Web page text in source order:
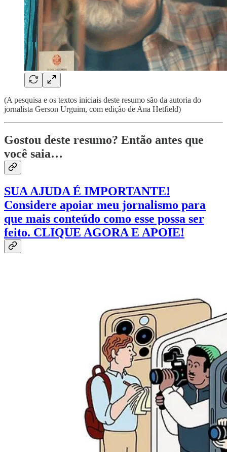
(A pesquisa e os textos iniciais deste resumo são da autoria do
jornalista Gerson Urguim, com edição de Ana Hetfield)
Gostou deste resumo? Então antes que
você saia…
SUA AJUDA É IMPORTANTE!
Considere apoiar meu jornalismo para
que mais conteúdo como esse possa ser
feito. CLIQUE AGORA E APOIE!